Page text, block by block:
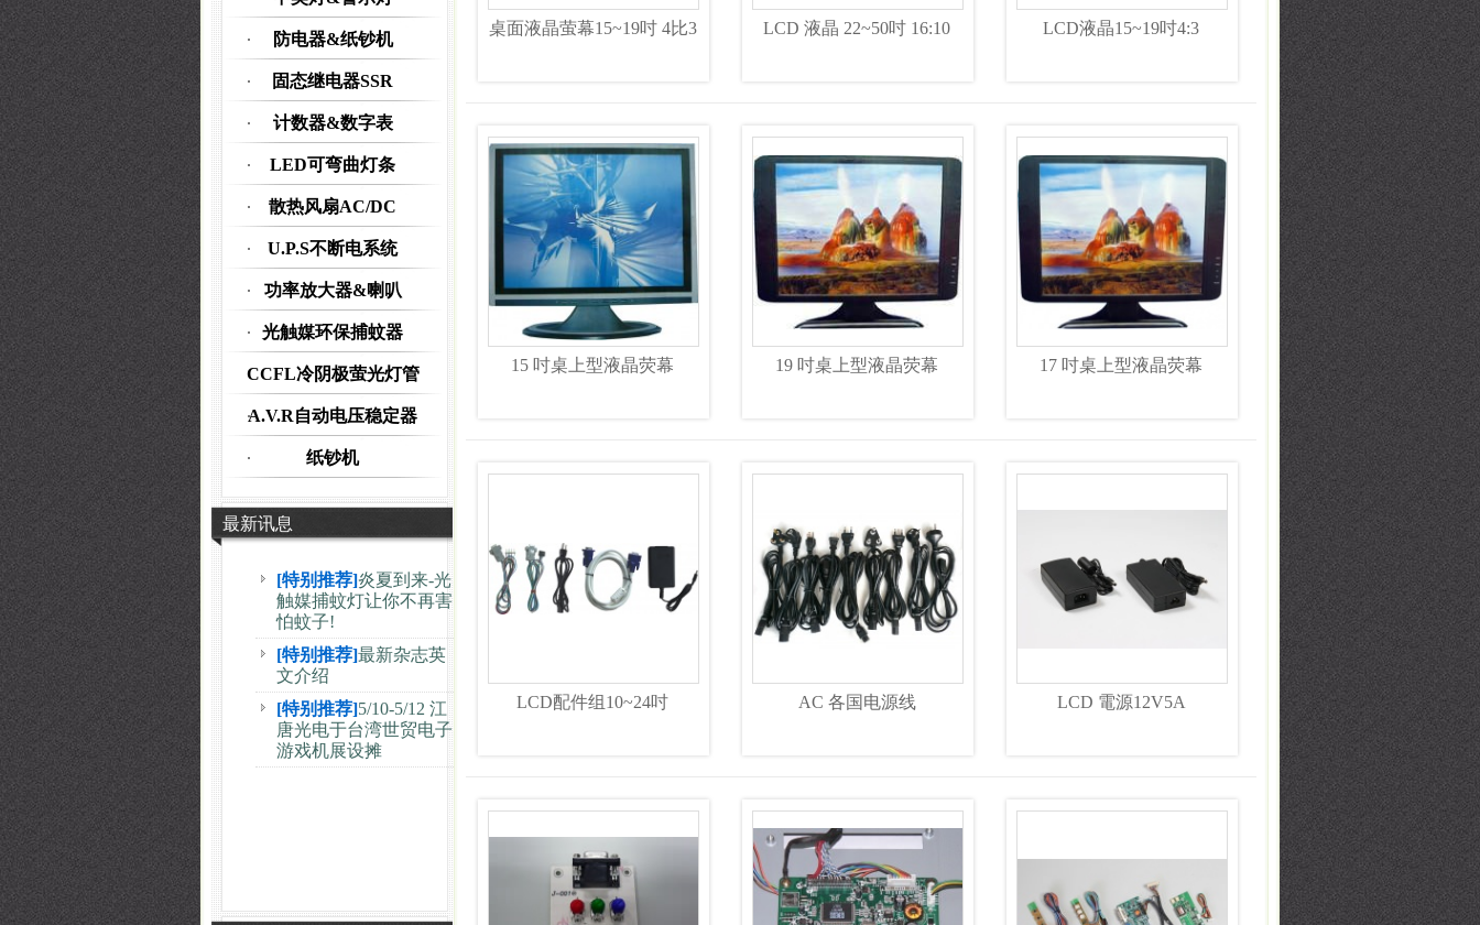
防电器&纸钞机
固态继电器SSR
计数器&数字表
LED可弯曲灯条
散热风扇AC/DC
U.P.S不断电系统
功率放大器&喇叭
光触媒环保捕蚊器
CCFL冷阴极萤光灯管
A.V.R自动电压稳定器
纸钞机
最新讯息
[特别推荐]5/10-5/12 江
唐光电于台湾世贸电子
游戏机展设摊
[特别推荐]炎夏到来-光
触媒捕蚊灯让你不再害
怕蚊子!
[特别推荐]最新杂志英
文介绍
桌面液晶萤幕15~19吋 4比3 LCD 液晶 22~50吋 16:10 LCD液晶15~19吋4:3
15 吋桌上型液晶荧幕 19 吋桌上型液晶荧幕 17 吋桌上型液晶荧幕
LCD配件组10~24吋 AC 各国电源线 LCD 電源12V5A